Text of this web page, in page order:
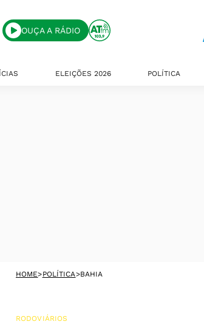
OUÇA A RÁDIO
ELEIÇÕES 2026 POLÍTICA
HOME>POLÍTICA>BAHIA
RODOVIÁRIOS